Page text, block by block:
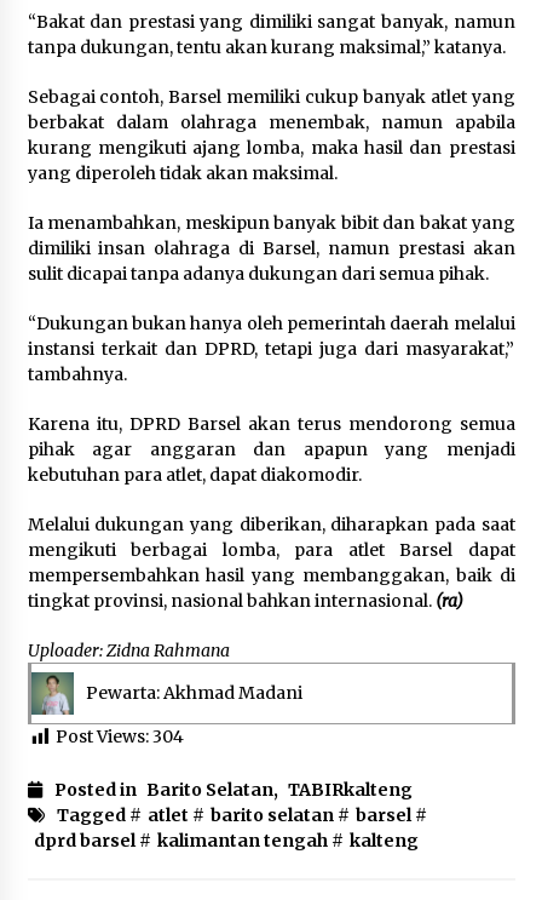
“Bakat dan prestasi yang dimiliki sangat banyak, namun
tanpa dukungan, tentu akan kurang maksimal,” katanya.
Sebagai contoh, Barsel memiliki cukup banyak atlet yang
berbakat dalam olahraga menembak, namun apabila
kurang mengikuti ajang lomba, maka hasil dan prestasi
yang diperoleh tidak akan maksimal.
Ia menambahkan, meskipun banyak bibit dan bakat yang
dimiliki insan olahraga di Barsel, namun prestasi akan
sulit dicapai tanpa adanya dukungan dari semua pihak.
“Dukungan bukan hanya oleh pemerintah daerah melalui
instansi terkait dan DPRD, tetapi juga dari masyarakat,”
tambahnya.
Karena itu, DPRD Barsel akan terus mendorong semua
pihak agar anggaran dan apapun yang menjadi
kebutuhan para atlet, dapat diakomodir.
Melalui dukungan yang diberikan, diharapkan pada saat
mengikuti berbagai lomba, para atlet Barsel dapat
mempersembahkan hasil yang membanggakan, baik di
tingkat provinsi, nasional bahkan internasional. (ra)
Uploader: Zidna Rahmana
Pewarta: Akhmad Madani
Post Views:304
Posted in Barito Selatan, TABIRkalteng
Tagged # atlet # barito selatan # barsel#
dprd barsel# kalimantan tengah # kalteng